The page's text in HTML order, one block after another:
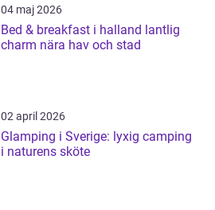
04 maj 2026
Bed & breakfast i halland lantlig
charm nära hav och stad
02 april 2026
Glamping i Sverige: lyxig camping
i naturens sköte